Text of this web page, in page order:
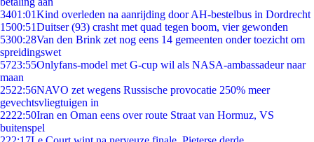
3401:01Kind overleden na aanrijding door AH-bestelbus in Dordrecht
1500:51Duitser (93) crasht met quad tegen boom, vier gewonden
5300:28Van den Brink zet nog eens 14 gemeenten onder toezicht om
spreidingswet
5723:55Onlyfans-model met G-cup wil als NASA-ambassadeur naar
maan
2522:56NAVO zet wegens Russische provocatie 250% meer
gevechtsvliegtuigen in
2222:50Iran en Oman eens over route Straat van Hormuz, VS
buitenspel